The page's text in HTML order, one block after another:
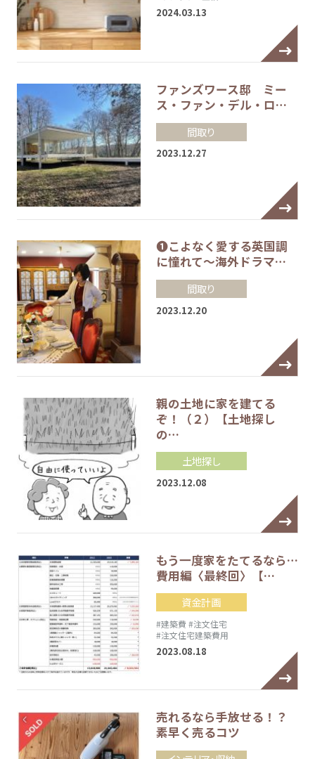
2024.03.13
ファンズワース邸 ミー
ス・ファン・デル・ロ…
間取り
2023.12.27
❶こよなく愛する英国調
に憧れて～海外ドラマ…
間取り
2023.12.20
親の土地に家を建てる
ぞ！（２）【土地探し
の…
土地探し
2023.12.08
もう一度家をたてるなら…
費用編〈最終回〉【…
資金計画
#建築費 #注文住宅
#注文住宅建築費用
2023.08.18
売れるなら手放せる！？
素早く売るコツ